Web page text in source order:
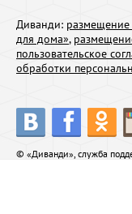
Диванди:
для дома»,
пользовательское
обработки
© «Диванди», служба